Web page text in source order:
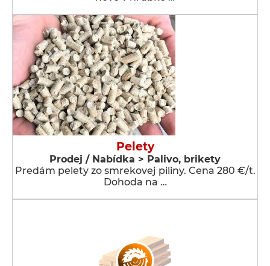
Pelety
Prodej / Nabídka > Palivo, brikety
Predám pelety zo smrekovej piliny. Cena 280 €/t.
Dohoda na …